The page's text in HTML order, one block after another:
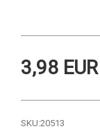
3,98 EUR
SKU:20513